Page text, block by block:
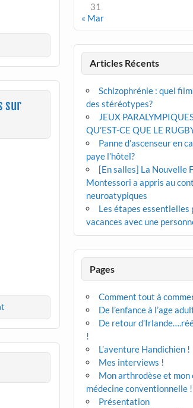
sur
31
« Mar
Articles Récents
Schizophrénie : quel
des stéréotypes?
JEUX
QU’EST-CE QUE LE
Panne d’ascenseur en
paye l’hôtel?
[En salles] La Nouvelle
Montessori a appris au
neuroatypiques
Les étapes essentielles
vacances avec une
Pages
Comment tout à
De l’enfance à l’age
De retour
!
L’aventure Handichien !
Mes interviews !
Mon arthrodèse et mon
médecine conventionnelle !
Présentation